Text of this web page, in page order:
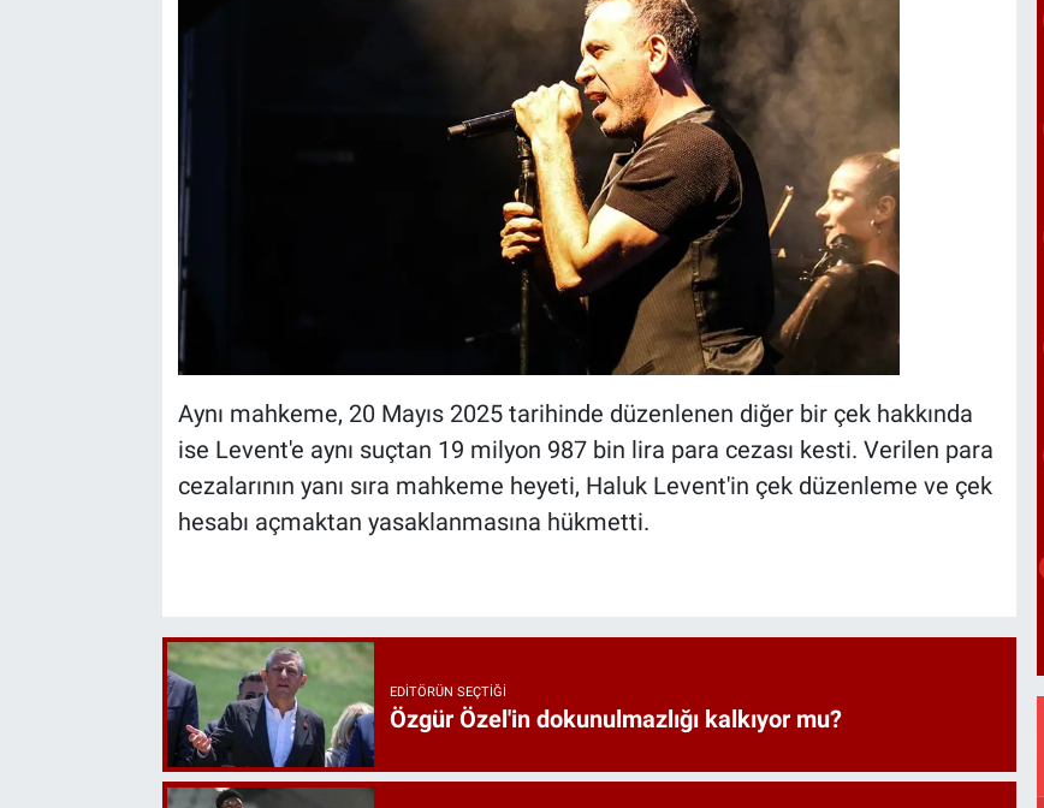
Aynı mahkeme, 20 Mayıs 2025 tarihinde düzenlenen diğer bir çek hakkında
ise Levent'e aynı suçtan 19 milyon 987 bin lira para cezası kesti. Verilen para
cezalarının yanı sıra mahkeme heyeti, Haluk Levent'in çek düzenleme ve çek
hesabı açmaktan yasaklanmasına hükmetti.
EDITÖRÜN SEÇTIĞI
Özgür Özel'in dokunulmazlığı kalkıyor mu?